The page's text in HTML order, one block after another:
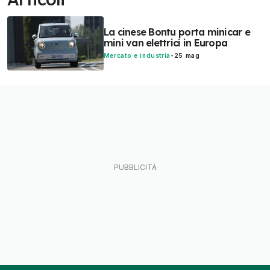
La cinese Bontu porta minicar e
mini van elettrici in Europa
Mercato e industria - 25 mag